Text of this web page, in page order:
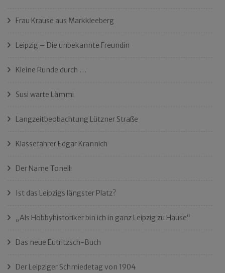
Frau Krause aus Markkleeberg
Leipzig – Die unbekannte Freundin
Kleine Runde durch …
Susi warte Lämmi
Langzeitbeobachtung Lützner Straße
Klassefahrer Edgar Krannich
Der Name Tonelli
Ist das Leipzigs längster Platz?
„Als Hobbyhistoriker bin ich in ganz Leipzig zu Hause“
Das neue Eutritzsch-Buch
Der Leipziger Schmiedetag von 1904